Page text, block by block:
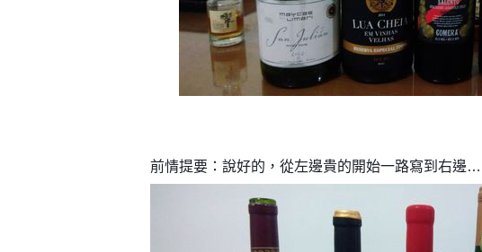
前情提要：說好的，從左邊貴的開始一路寫到右邊…